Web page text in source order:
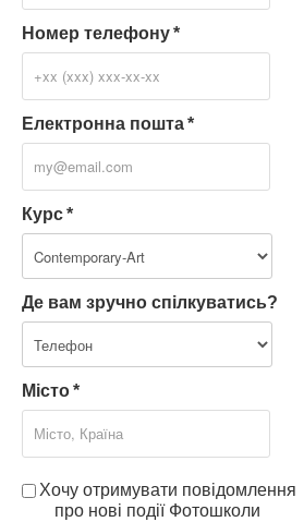
Номер телефону*
Електронна пошта*
Курс*
Де вам зручно спілкуватись?
Місто*
Хочу отримувати повідомлення
про нові події Фотошколи